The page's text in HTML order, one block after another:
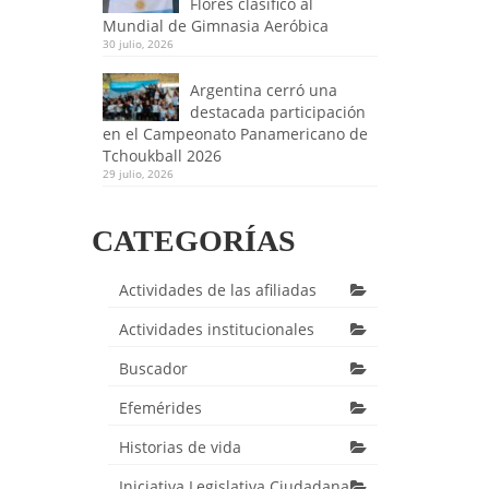
Mundial de Gimnasia Aeróbica
30 julio, 2026
Argentina cerró una
destacada participación
en el Campeonato Panamericano de
Tchoukball 2026
29 julio, 2026
CATEGORÍAS
Actividades de las afiliadas
Actividades institucionales
Buscador
Efemérides
Historias de vida